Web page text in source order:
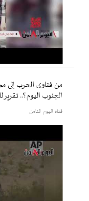
من فتاوى الحرب إلى
الجنوب اليوم؟.. تقرير
قناة اليوم الثامن